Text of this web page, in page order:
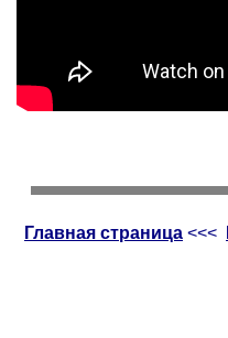
Главная страница <<<